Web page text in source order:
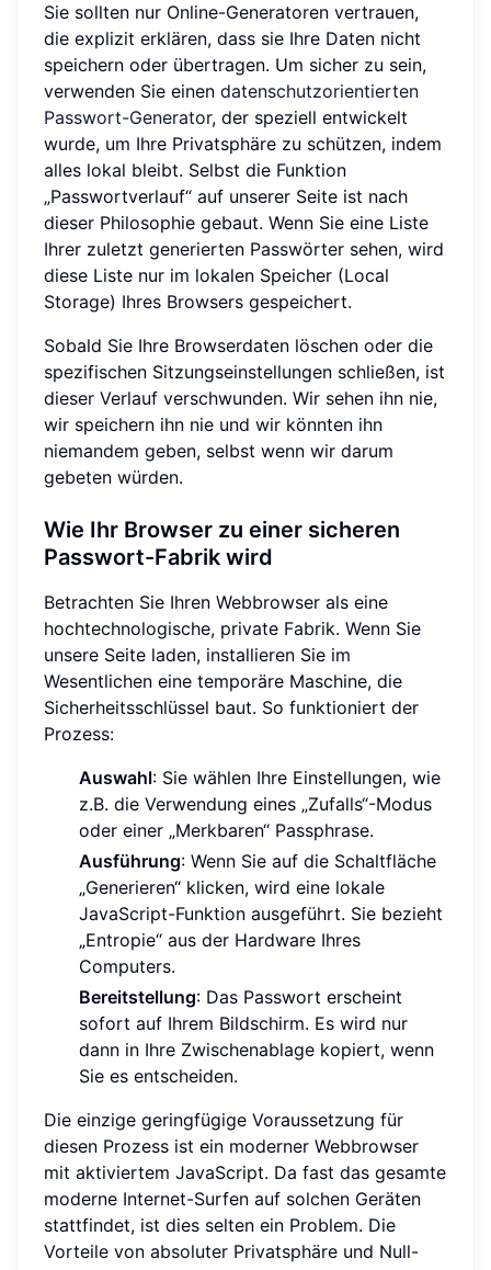
Sie sollten nur Online-Generatoren vertrauen,
die explizit erklären, dass sie Ihre Daten nicht
speichern oder übertragen. Um sicher zu sein,
verwenden Sie einen datenschutzorientierten
Passwort-Generator, der speziell entwickelt
wurde, um Ihre Privatsphäre zu schützen, indem
alles lokal bleibt. Selbst die Funktion
„Passwortverlauf“ auf unserer Seite ist nach
dieser Philosophie gebaut. Wenn Sie eine Liste
Ihrer zuletzt generierten Passwörter sehen, wird
diese Liste nur im lokalen Speicher (Local
Storage) Ihres Browsers gespeichert.
Sobald Sie Ihre Browserdaten löschen oder die
spezifischen Sitzungseinstellungen schließen, ist
dieser Verlauf verschwunden. Wir sehen ihn nie,
wir speichern ihn nie und wir könnten ihn
niemandem geben, selbst wenn wir darum
gebeten würden.
Wie Ihr Browser zu einer sicheren
Passwort-Fabrik wird
Betrachten Sie Ihren Webbrowser als eine
hochtechnologische, private Fabrik. Wenn Sie
unsere Seite laden, installieren Sie im
Wesentlichen eine temporäre Maschine, die
Sicherheitsschlüssel baut. So funktioniert der
Prozess:
Auswahl: Sie wählen Ihre Einstellungen, wie
z.B. die Verwendung eines „Zufalls“-Modus
oder einer „Merkbaren“ Passphrase.
Ausführung: Wenn Sie auf die Schaltfläche
„Generieren“ klicken, wird eine lokale
JavaScript-Funktion ausgeführt. Sie bezieht
„Entropie“ aus der Hardware Ihres
Computers.
Bereitstellung: Das Passwort erscheint
sofort auf Ihrem Bildschirm. Es wird nur
dann in Ihre Zwischenablage kopiert, wenn
Sie es entscheiden.
Die einzige geringfügige Voraussetzung für
diesen Prozess ist ein moderner Webbrowser
mit aktiviertem JavaScript. Da fast das gesamte
moderne Internet-Surfen auf solchen Geräten
stattfindet, ist dies selten ein Problem. Die
Vorteile von absoluter Privatsphäre und Null-